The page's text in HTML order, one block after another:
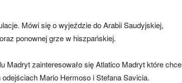
Mówi się o wyjeździe do Arabii Saudyjskiej,
ponownej grze w hiszpańskiej.
Madryt zainteresowało się Atlatico Madryt które chce
Mario Hermoso i Stefana Savicia.